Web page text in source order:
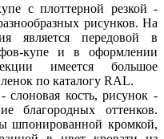
с плоттерной резкой -
рисунков. На
является передовой в
купе и в оформлении
имеется большое
по каталогу RAL.
кость, рисунок -
благородных оттенков.
шпонированной кромкой,